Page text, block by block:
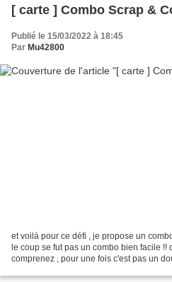
[ carte ] Combo Scrap &
Publié le 15/03/2022 à 18:45
Par Mu42800
et voilà pour ce défi , je propose un
le coup se fut pas un combo bien facile !!
comprenez , pour une fois c'est pas un